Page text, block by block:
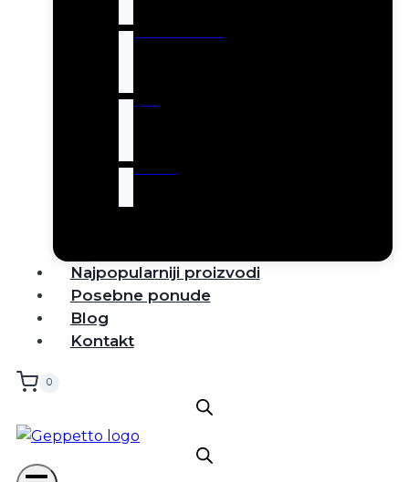
Robot usisivači
Tepisi
Rasveta
Najpopularniji proizvodi
Posebne ponude
Blog
Kontakt
0